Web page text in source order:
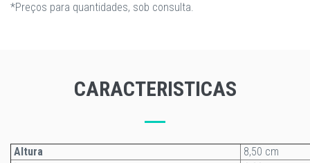
*Preços para quantidades, sob consulta.
CARACTERISTICAS
Altura
8,50 cm